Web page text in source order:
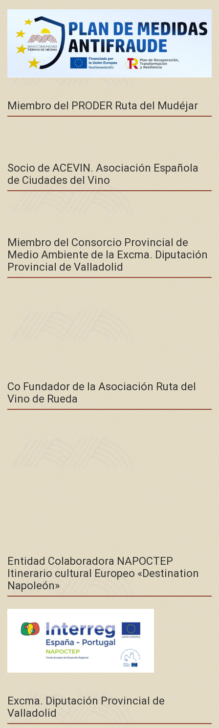
Miembro del PRODER Ruta del Mudéjar
Socio de ACEVIN. Asociación Española
de Ciudades del Vino
Miembro del Consorcio Provincial de
Medio Ambiente de la Excma. Diputación
Provincial de Valladolid
Co Fundador de la Asociación Ruta del
Vino de Rueda
Entidad Colaboradora NAPOCTEP
Itinerario cultural Europeo «Destination
Napoleón»
Excma. Diputación Provincial de
Valladolid